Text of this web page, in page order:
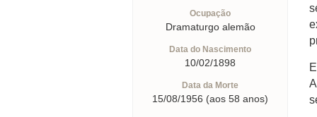
Ocupação
Dramaturgo alemão
Data do Nascimento
10/02/1898
Data da Morte
15/08/1956 (aos 58 anos)